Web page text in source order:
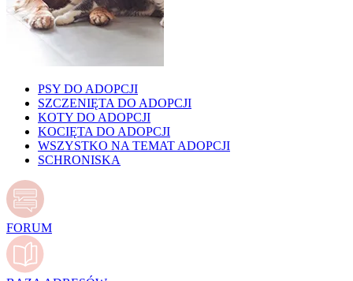
PSY DO ADOPCJI
SZCZENIĘTA DO ADOPCJI
KOTY DO ADOPCJI
KOCIĘTA DO ADOPCJI
WSZYSTKO NA TEMAT ADOPCJI
SCHRONISKA
FORUM